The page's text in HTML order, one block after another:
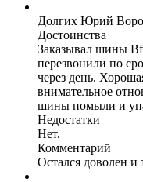
Долгих Юрий
Достоинства
Заказывал шины
перезвонили по
через день.
внимательное
шины помыли и
Недостатки
Нет.
Комментарий
Остался доволен